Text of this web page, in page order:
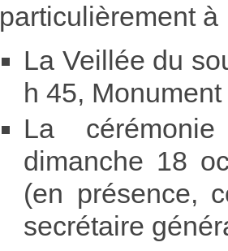
particulièrement à
La Veillée du
h 45,
La
dimanche 18
(en présence,
secrétaire